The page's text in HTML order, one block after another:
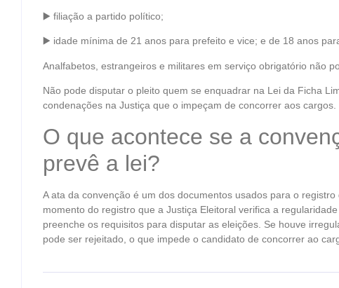
▶️ filiação a partido político;
▶️ idade mínima de 21 anos para prefeito e vice; e de 18 anos
Analfabetos, estrangeiros e militares em serviço obrigatório não
Não pode disputar o pleito quem se enquadrar na Lei da Ficha
condenações na Justiça que o impeçam de concorrer aos cargos.
O que acontece se a
prevê a lei?
A ata da convenção é um dos documentos usados para o
momento do registro que a Justiça Eleitoral verifica a
preenche os requisitos para disputar as eleições. Se houve
pode ser rejeitado, o que impede o candidato de concorrer ao